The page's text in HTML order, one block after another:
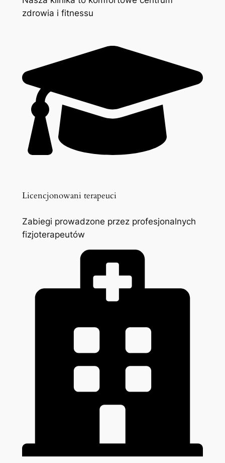
zdrowia i fitnessu
Licencjonowani terapeuci
Zabiegi prowadzone przez profesjonalnych
fizjoterapeutów